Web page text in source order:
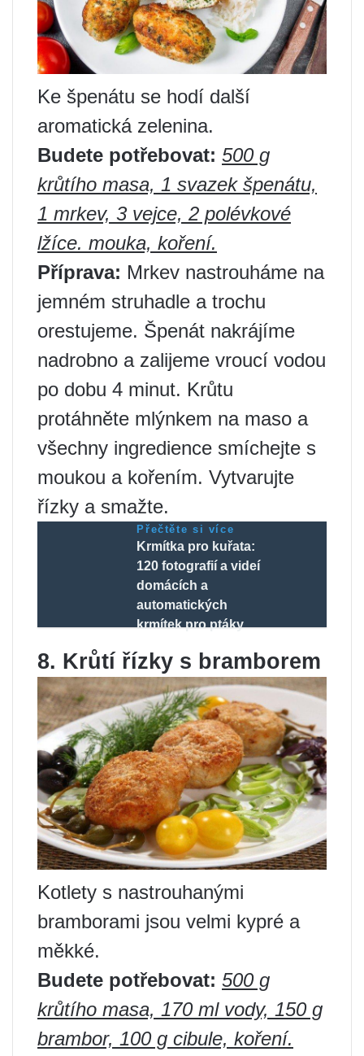
Ke špenátu se hodí další
aromatická zelenina.
Budete potřebovat: 500 g
krůtího masa, 1 svazek špenátu,
1 mrkev, 3 vejce, 2 polévkové
lžíce. mouka, koření.
Příprava: Mrkev nastrouháme na
jemném struhadle a trochu
orestujeme. Špenát nakrájíme
nadrobno a zalijeme vroucí vodou
po dobu 4 minut. Krůtu
protáhněte mlýnkem na maso a
všechny ingredience smíchejte s
moukou a kořením. Vytvarujte
řízky a smažte.
Přečtěte si více
Krmítka pro kuřata:
120 fotografií a videí
domácích a
automatických
krmítek pro ptáky
8. Krůtí řízky s bramborem
Kotlety s nastrouhanými
bramborami jsou velmi kypré a
měkké.
Budete potřebovat: 500 g
krůtího masa, 170 ml vody, 150 g
brambor, 100 g cibule, koření.